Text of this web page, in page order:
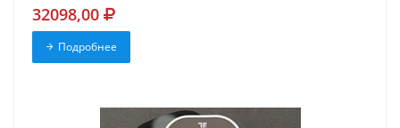
32098,00
Подробнее